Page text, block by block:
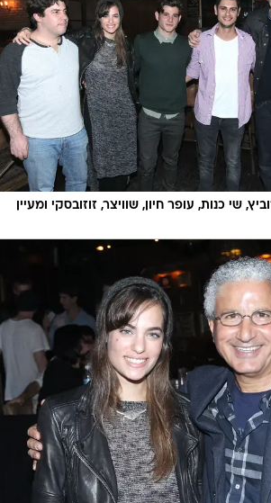
שי כנות, עופר חיון, שוויצר, זוזובסקי ומעיין